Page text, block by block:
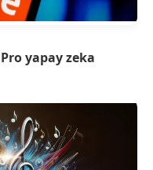
yapay zeka